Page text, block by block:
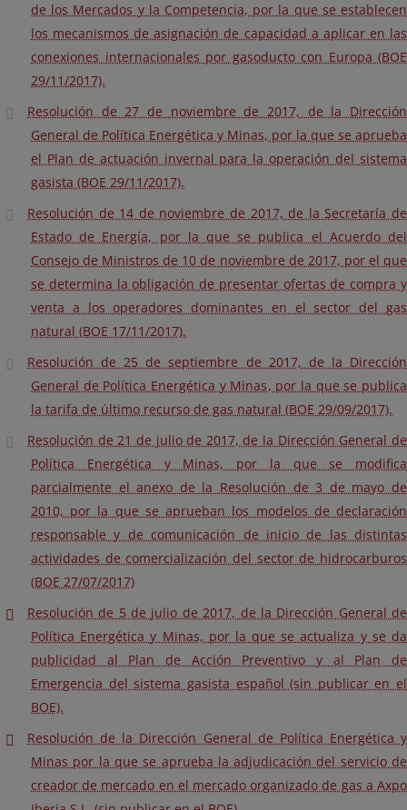
de los Mercados y la Competencia, por la que se establecen
los mecanismos de asignación de capacidad a aplicar en las
conexiones internacionales por gasoducto con Europa (BOE
29/11/2017).
Resolución de 27 de noviembre de 2017, de la Dirección
General de Política Energética y Minas, por la que se aprueba
el Plan de actuación invernal para la operación del sistema
gasista (BOE 29/11/2017).
Resolución de 14 de noviembre de 2017, de la Secretaría de
Estado de Energía, por la que se publica el Acuerdo del
Consejo de Ministros de 10 de noviembre de 2017, por el que
se determina la obligación de presentar ofertas de compra y
venta a los operadores dominantes en el sector del gas
natural (BOE 17/11/2017).
Resolución de 25 de septiembre de 2017, de la Dirección
General de Política Energética y Minas, por la que se publica
la tarifa de último recurso de gas natural (BOE 29/09/2017).
Resolución de 21 de julio de 2017, de la Dirección General de
Política Energética y Minas, por la que se modifica
parcialmente el anexo de la Resolución de 3 de mayo de
2010, por la que se aprueban los modelos de declaración
responsable y de comunicación de inicio de las distintas
actividades de comercialización del sector de hidrocarburos
(BOE 27/07/2017)
Resolución de 5 de julio de 2017, de la Dirección General de
Política Energética y Minas, por la que se actualiza y se da
publicidad al Plan de Acción Preventivo y al Plan de
Emergencia del sistema gasista español (sin publicar en el
BOE).
Resolución de la Dirección General de Política Energética y
Minas por la que se aprueba la adjudicación del servicio de
creador de mercado en el mercado organizado de gas a Axpo